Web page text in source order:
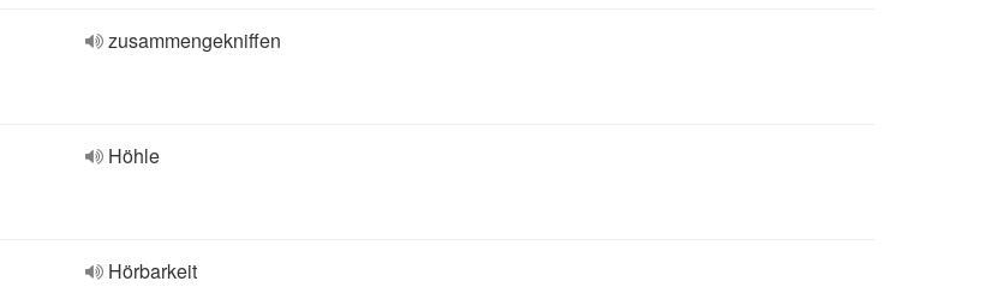
zusammengekniffen
Höhle
Hörbarkeit